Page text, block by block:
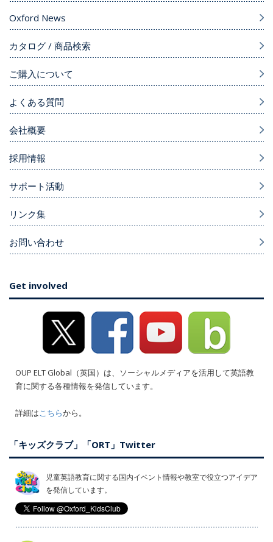
Oxford News
カタログ / 商品検索
ご購入について
よくある質問
会社概要
採用情報
サポート活動
リンク集
お問い合わせ
Get involved
OUP ELT Global（英国）は、ソーシャルメディアを活用して英語教
育に関する各種情報を発信しています。
詳細は こちらから。
「キッズクラブ」「ORT」Twitter
児童英語教育に関する国内イベント情報や教室で役立つアイデア
を発信しています。